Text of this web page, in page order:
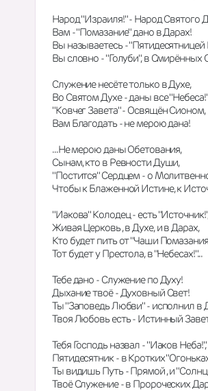
Народ "Израиля!" - Народ Святого
Вам - "Помазание" дано в Дарах!
Вы называетесь - "Пятидесятницей
Вы словно - "Голуби", в Смирённых
Служение несёте только в Духе,
Во Святом Духе - даны все
"Ковчег Завета" - Освящён Сионом,
Вам Благодать - не мерою дана!
...Не мерою даны Обетования,
Сынам, кто в Ревности Души,
"Постится" Сердцем - о
Чтобы к Блаженной Истине, к
"Иакова" Колодец - есть
Живая Церковь , в Духе, и в Дарах,
Кто будет пить от "Чаши
Тот будет у Престола, в "Небесах!"...
Тебе дано - Служение по Духу!
Дыхание твоё - Духовный Свет!
Ты "Заповедь Любви" - исполнил в
Твоя Любовь есть - Истинный
Тебя Господь назвал - "Иаков Неба!",
Пятидесятник - в Кротких
Ты видишь Путь - Прямой , и
Твоё Служение - в Пророческих